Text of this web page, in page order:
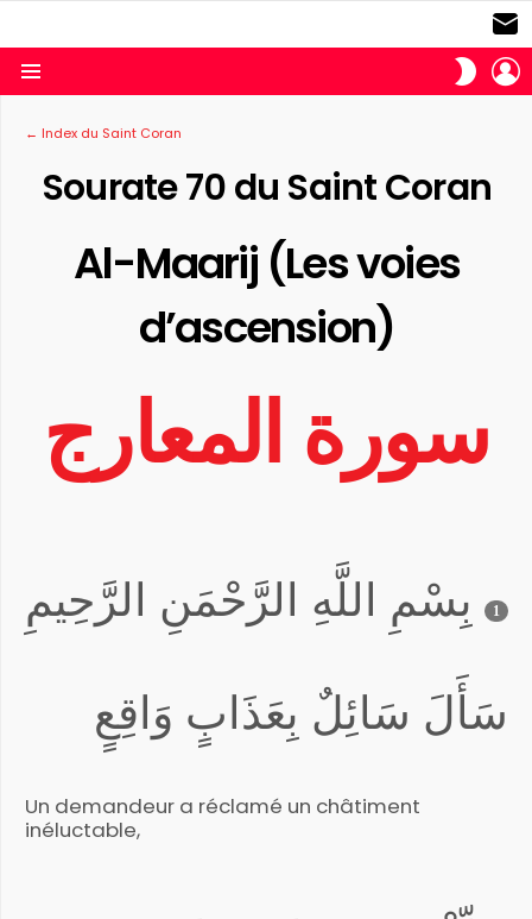
SKIN
← Index du Saint Coran
Sourate 70 du Saint Coran
Al-Maarij (Les voies
d’ascension)
سورة المعارج
1 بِسْمِ اللَّهِ الرَّحْمَنِ الرَّحِيمِ
سَأَلَ سَائِلٌ بِعَذَابٍ وَاقِعٍ
Un demandeur a réclamé un châtiment
inéluctable,